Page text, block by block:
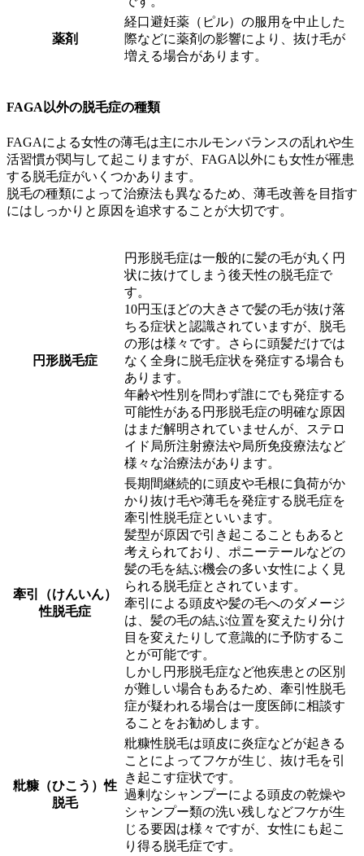
薬剤
経口避妊薬（ピル）の服用を中止した
際などに薬剤の影響により、抜け毛が
増える場合があります。
FAGA以外の脱毛症の種類
FAGAによる女性の薄毛は主にホルモンバランスの乱れや生
活習慣が関与して起こりますが、FAGA以外にも女性が罹患
する脱毛症がいくつかあります。
脱毛の種類によって治療法も異なるため、薄毛改善を目指す
にはしっかりと原因を追求することが大切です。
円形脱毛症
円形脱毛症は一般的に髪の毛が丸く円
状に抜けてしまう後天性の脱毛症で
す。
10円玉ほどの大きさで髪の毛が抜け落
ちる症状と認識されていますが、脱毛
の形は様々です。さらに頭髪だけでは
なく全身に脱毛症状を発症する場合も
あります。
年齢や性別を問わず誰にでも発症する
可能性がある円形脱毛症の明確な原因
はまだ解明されていませんが、ステロ
イド局所注射療法や局所免疫療法など
様々な治療法があります。
牽引（けんいん）
性脱毛症
長期間継続的に頭皮や毛根に負荷がか
かり抜け毛や薄毛を発症する脱毛症を
牽引性脱毛症といいます。
髪型が原因で引き起こることもあると
考えられており、ポニーテールなどの
髪の毛を結ぶ機会の多い女性によく見
られる脱毛症とされています。
牽引による頭皮や髪の毛へのダメージ
は、髪の毛の結ぶ位置を変えたり分け
目を変えたりして意識的に予防するこ
とが可能です。
しかし円形脱毛症など他疾患との区別
が難しい場合もあるため、牽引性脱毛
症が疑われる場合は一度医師に相談す
ることをお勧めします。
粃糠（ひこう）性
脱毛
粃糠性脱毛は頭皮に炎症などが起きる
ことによってフケが生じ、抜け毛を引
き起こす症状です。
過剰なシャンプーによる頭皮の乾燥や
シャンプー類の洗い残しなどフケが生
じる要因は様々ですが、女性にも起こ
り得る脱毛症です。